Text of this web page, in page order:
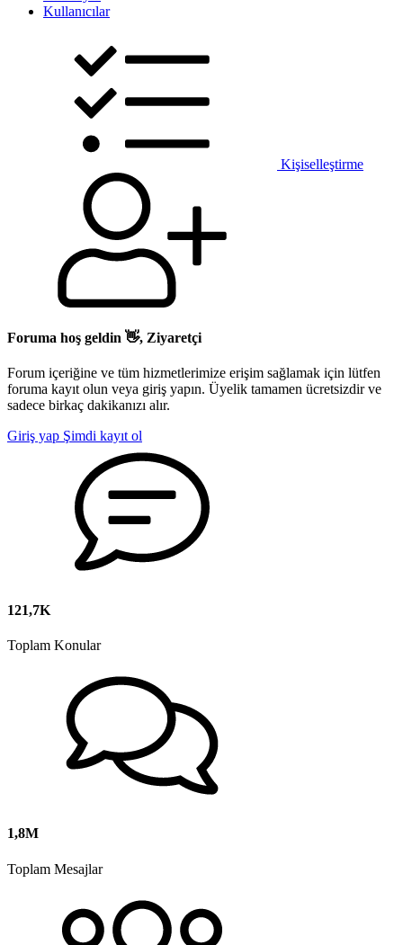
Kullanıcılar
Kişiselleştirme
Foruma hoş geldin 👋, Ziyaretçi
Forum içeriğine ve tüm hizmetlerimize erişim sağlamak için lütfen
foruma kayıt olun veya giriş yapın. Üyelik tamamen ücretsizdir ve
sadece birkaç dakikanızı alır.
Giriş yap Şimdi kayıt ol
121,7K
Toplam Konular
1,8M
Toplam Mesajlar